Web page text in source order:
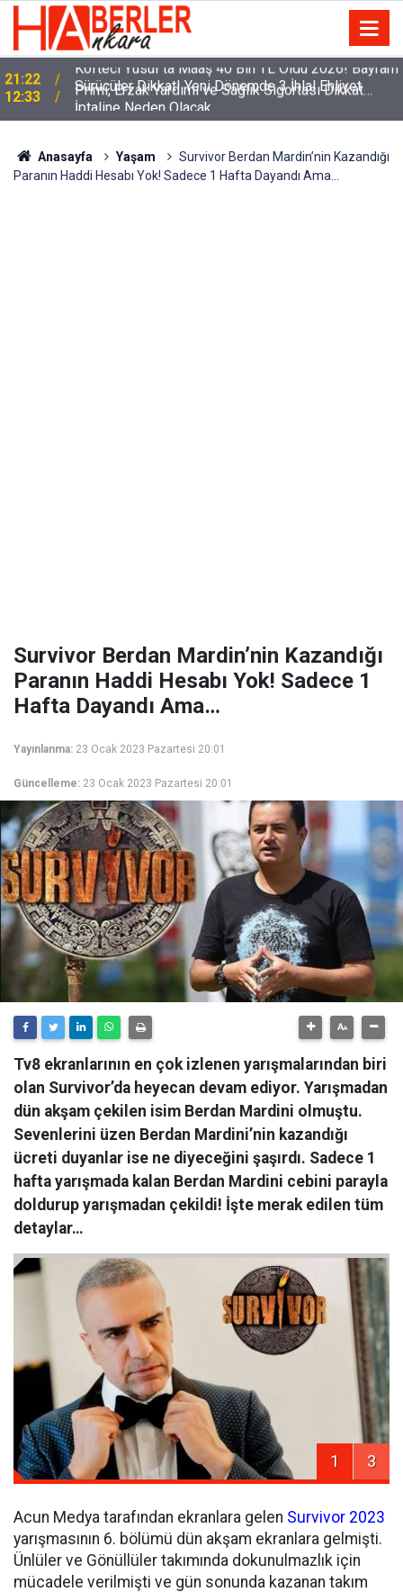
12:33
Sürücüler Dikkat! Yeni Dönemde 3 İhlal Ehliyet
İptaline Neden Olacak
Anasayfa Yaşam
Survivor Berdan Mardin’nin Kazandığı
Paranın Haddi Hesabı Yok! Sadece 1 Hafta Dayandı Ama…
Survivor Berdan Mardin’nin Kazandığı
Paranın Haddi Hesabı Yok! Sadece 1
Hafta Dayandı Ama…
Yayınlanma: 23 Ocak 2023 Pazartesi 20:01
Güncelleme: 23 Ocak 2023 Pazartesi 20:01
Tv8 ekranlarının en çok izlenen yarışmalarından biri
olan Survivor’da heyecan devam ediyor. Yarışmadan
dün akşam çekilen isim Berdan Mardini olmuştu.
Sevenlerini üzen Berdan Mardini’nin kazandığı
ücreti duyanlar ise ne diyeceğini şaşırdı. Sadece 1
hafta yarışmada kalan Berdan Mardini cebini parayla
doldurup yarışmadan çekildi! İşte merak edilen tüm
detaylar…
1 3
Acun Medya tarafından ekranlara gelen Survivor 2023
yarışmasının 6. bölümü dün akşam ekranlara gelmişti.
Ünlüler ve Gönüllüler takımında dokunulmazlık için
mücadele verilmişti ve gün sonunda kazanan takım